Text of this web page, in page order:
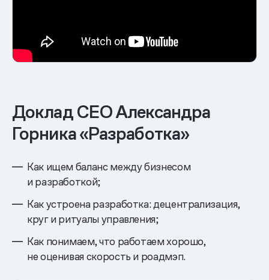
Доклад CEO Александра
Горника «Разработка»
Как ищем баланс между бизнесом
и разработкой;
Как устроена разработка: децентрализация,
круг и ритуалы управления;
Как понимаем, что работаем хорошо,
не оценивая скорость и роадмэп.